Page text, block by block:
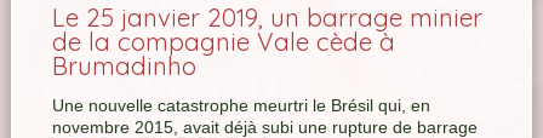
Le 25 janvier 2019, un barrage minier
de la compagnie Vale cède à
Brumadinho
Une nouvelle catastrophe meurtri le Brésil qui, en
novembre 2015, avait déjà subi une rupture de barrage